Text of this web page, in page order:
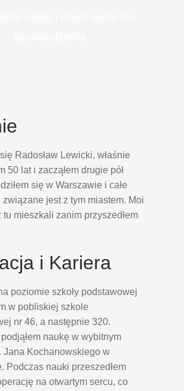
Radosław Lewicki, właśnie
50 lat i zacząłem drugie pół
się w Warszawie i całe
związane jest z tym miastem. Moi
tu mieszkali zanim przyszedłem
i Kariera
poziomie szkoły podstawowej
w pobliskiej szkole
nr 46, a następnie 320.
naukę w wybitnym
Jana Kochanowskiego w
Podczas nauki przeszedłem
na otwartym sercu, co